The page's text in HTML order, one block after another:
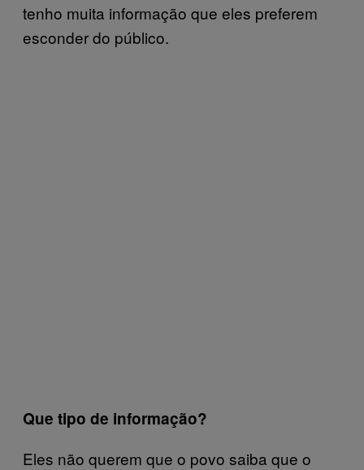
tenho muita informação que eles preferem
esconder do público.
Que tipo de informação?
Eles não querem que o povo saiba que o